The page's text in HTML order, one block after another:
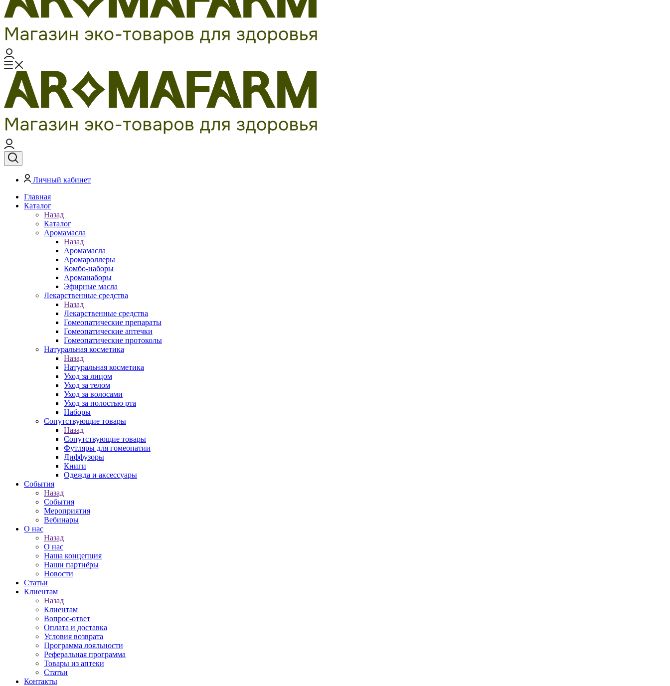
Личный кабинет
Главная
Каталог
Назад
Каталог
Аромамасла
Назад
Аромамасла
Аромароллеры
Комбо-наборы
Ароманаборы
Эфирные масла
Лекарственные средства
Назад
Лекарственные средства
Гомеопатические препараты
Гомеопатические аптечки
Гомеопатические протоколы
Натуральная косметика
Назад
Натуральная косметика
Уход за лицом
Уход за телом
Уход за волосами
Уход за полостью рта
Наборы
Сопутствующие товары
Назад
Сопутствующие товары
Футляры для гомеопатии
Диффузоры
Книги
Одежда и аксессуары
События
Назад
События
Мероприятия
Вебинары
О нас
Назад
О нас
Наша концепция
Наши партнёры
Новости
Статьи
Клиентам
Назад
Клиентам
Вопрос-ответ
Оплата и доставка
Условия возврата
Программа лояльности
Реферальная программа
Товары из аптеки
Статьи
Контакты